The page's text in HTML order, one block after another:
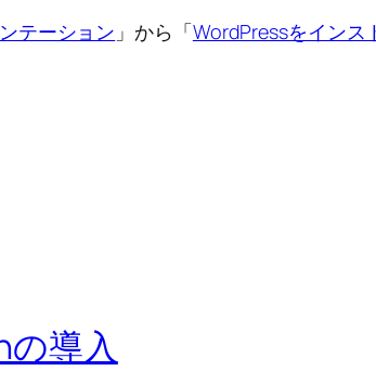
テーション 」から「WordPressをインス
導入